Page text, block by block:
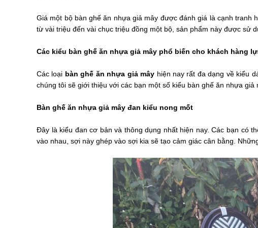
Giá một bộ bàn ghế ăn nhựa giả mây được đánh giá là cạnh
từ vài triệu đến vài chục triệu đồng một bộ, sản phẩm này được sử
Các kiểu bàn ghế ăn nhựa giả mây phổ biến cho khách hàng
Các loại bàn ghế ăn nhựa giả mây hiện nay rất đa dạng về kiểu
chúng tôi sẽ giới thiệu với các bạn một số kiểu bàn ghế ăn nhựa giả
Bàn ghế ăn nhựa giả mây đan kiểu nong mốt
Đây là kiểu đan cơ bản và thông dụng nhất hiện nay. Các bạn có
vào nhau, sợi này ghép vào sợi kia sẽ tạo cảm giác cân bằng.